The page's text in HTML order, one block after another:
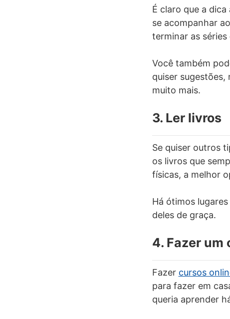
É claro que a
se acompanhar
terminar as
Você também
quiser
muito mais.
3. Ler livros
Se quiser outros
os livros que
físicas, a melhor
Há ótimos lugares
deles de graça.
4. Fazer um
Fazer cursos
para fazer em
queria aprender